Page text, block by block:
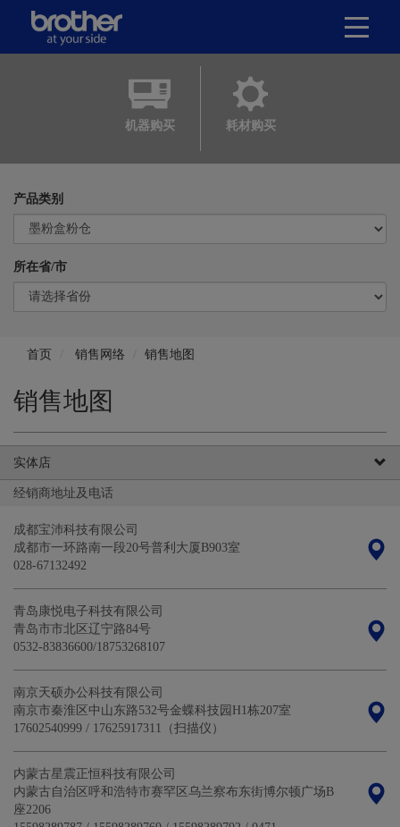
机器购买 耗材购买
产品类别
所在省/市
首页 销售网络 销售地图
销售地图
实体店
经销商地址及电话
成都宝沛科技有限公司
成都市一环路南一段20号普利大厦B903室
028-67132492
青岛康悦电子科技有限公司
青岛市市北区辽宁路84号
0532-83836600/18753268107
南京天硕办公科技有限公司
南京市秦淮区中山东路532号金蝶科技园H1栋207室
17602540999 / 17625917311（扫描仪）
内蒙古星震正恒科技有限公司
内蒙古自治区呼和浩特市赛罕区乌兰察布东街博尔顿广场B
座2206